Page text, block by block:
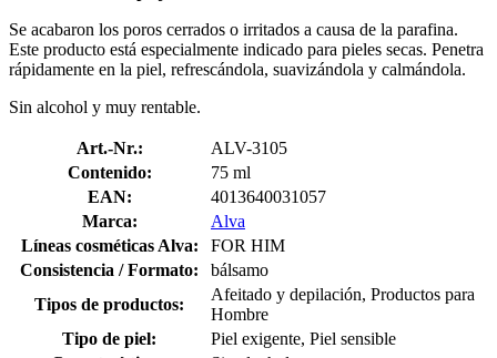
Se acabaron los poros cerrados o irritados a causa de la parafina.
Este producto está especialmente indicado para pieles secas. Penetra
rápidamente en la piel, refrescándola, suavizándola y calmándola.
Sin alcohol y muy rentable.
Art.-Nr.:
ALV-3105
Contenido:
75 ml
EAN:
4013640031057
Marca:
Alva
Líneas cosméticas Alva:
FOR HIM
Consistencia / Formato:
bálsamo
Tipos de productos:
Afeitado y depilación, Productos para
Hombre
Tipo de piel:
Piel exigente, Piel sensible